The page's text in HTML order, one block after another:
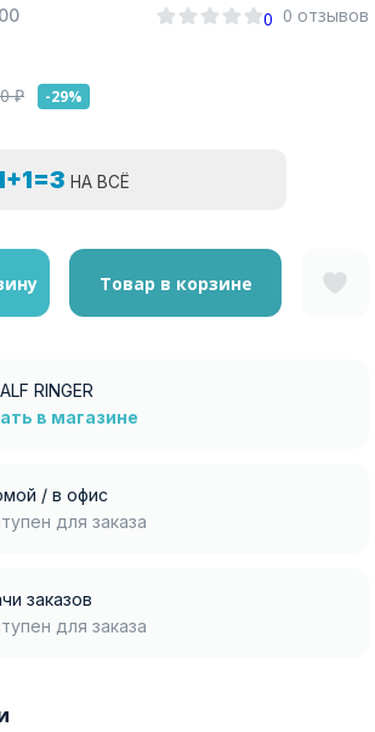
0 0 отзывов
₽ -29%
НА ВСЁ
Товар в корзине
RINGER
в магазине
/ в офис
для заказа
заказов
для заказа